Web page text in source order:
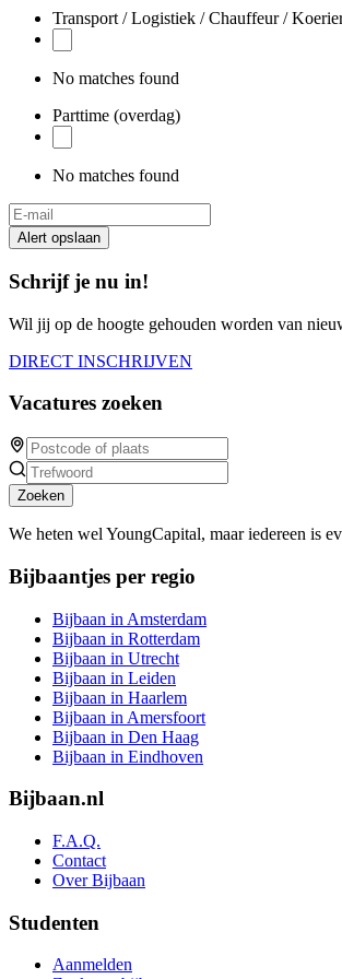
Transport / Logistiek / Chauffeur /
No matches found
Parttime (overdag)
No matches found
Alert opslaan
Schrijf je nu in!
Wil jij op de hoogte gehouden worden van
DIRECT INSCHRIJVEN
Vacatures zoeken
Zoeken
We heten wel YoungCapital, maar iedereen is
Bijbaantjes per regio
Bijbaan in Amsterdam
Bijbaan in Rotterdam
Bijbaan in Utrecht
Bijbaan in Leiden
Bijbaan in Haarlem
Bijbaan in Amersfoort
Bijbaan in Den Haag
Bijbaan in Eindhoven
Bijbaan.nl
F.A.Q.
Contact
Over Bijbaan
Studenten
Aanmelden